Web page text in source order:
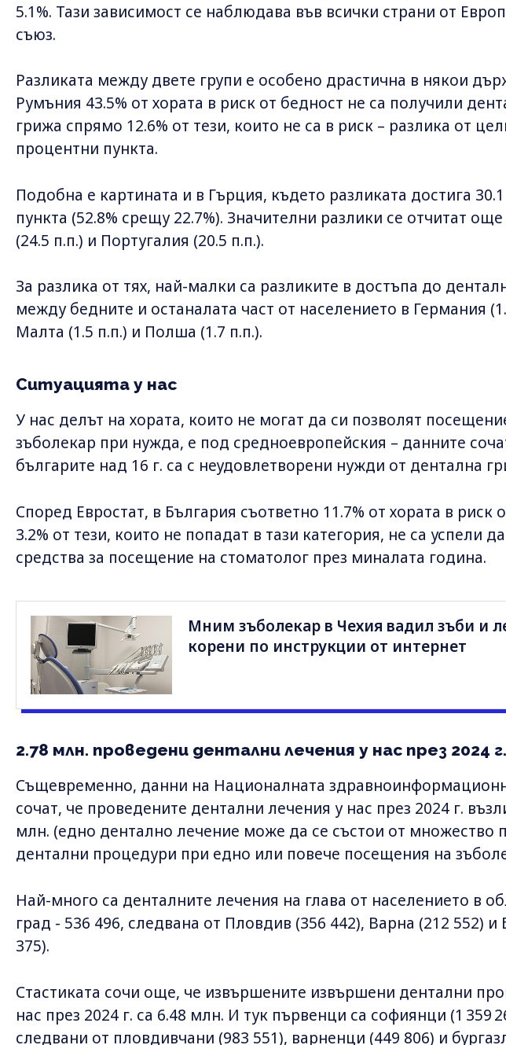
5.1%. Тази зависимост се наблюдава във всички страни от
съюз.
Разликата между двете групи е особено драстична в някои
Румъния 43.5% от хората в риск от бедност не са получили
грижа спрямо 12.6% от тези, които не са в риск – разлика от
процентни пункта.
Подобна е картината и в Гърция, където разликата достига
пункта (52.8% срещу 22.7%). Значителни разлики се отчитат
(24.5 п.п.) и Португалия (20.5 п.п.).
За разлика от тях, най-малки са разликите в достъпа до
между бедните и останалата част от населението в Германия
Малта (1.5 п.п.) и Полша (1.7 п.п.).
Ситуацията у нас
У нас делът на хората, които не могат да си позволят
зъболекар при нужда, е под средноевропейския – данните
българите над 16 г. са с неудовлетворени нужди от дентална
Според Евростат, в България съответно 11.7% от хората в риск
3.2% от тези, които не попадат в тази категория, не са успели
средства за посещение на стоматолог през миналата година.
Мним зъболекар в Чехия вадил зъби и
корени по инструкции от интернет
2.78 млн. проведени дентални лечения у нас през 2024 г.
Същевременно, данни на Националната
сочат, че проведените дентални лечения у нас през 2024 г.
млн. (eдно дентално лечение може да се състои от множество
дентални процедури при едно или повече посещения на
Най-много са денталните лечения на глава от населението в
град - 536 496, следвана от Пловдив (356 442), Варна (212 552) и
375).
Стастиката сочи още, че извършените извършени дентални
нас през 2024 г. са 6.48 млн. И тук първенци са софиянци (1 359
следвани от пловдивчани (983 551), варненци (449 806) и